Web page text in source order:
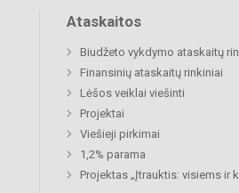
Ataskaitos
Biudžeto vykdymo ataskaitų
Finansinių ataskaitų rinkiniai
Lėšos veiklai viešinti
Projektai
Viešieji pirkimai
1,2% parama
Projektas „Įtrauktis: visiems ir